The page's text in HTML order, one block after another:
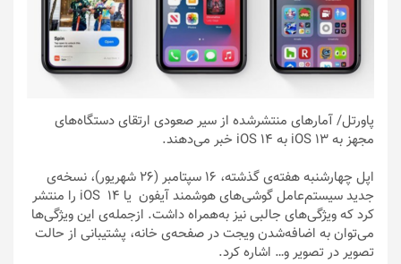
پاورتل/ آمارهای منتشرشده از سیر صعودی ارتقای دستگاه‌های
مجهز به iOS 13 به iOS 14 خبر می‌دهند.
اپل چهارشنبه هفته‌ی گذشته، ۱۶ سپتامبر (۲۶ شهریور)، نسخه‌ی
جدید سیستم‌عامل‌ گوشی‌های هوشمند آیفون یا iOS 14 را منتشر
کرد که ویژگی‌های جالبی نیز به‌همراه داشت. ازجمله‌ی این ویژگی‌ها
می‌توان به اضافه‌شدن ویجت در صفحه‌ی خانه، پشتیبانی از حالت
تصویر در تصویر و… اشاره کرد.